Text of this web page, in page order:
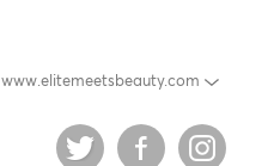
www.elitemeetsbeauty.com